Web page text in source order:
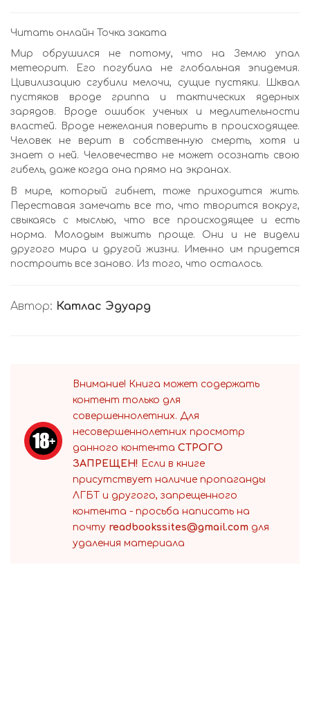
Читать онлайн Точка заката
Мир обрушился не потому, что на Землю упал
метеорит. Его погубила не глобальная эпидемия.
Цивилизацию сгубили мелочи, сущие пустяки. Шквал
пустяков вроде гриппа и тактических ядерных
зарядов. Вроде ошибок ученых и медлительности
властей. Вроде нежелания поверить в происходящее.
Человек не верит в собственную смерть, хотя и
знает о ней. Человечество не может осознать свою
гибель, даже когда она прямо на экранах.
В мире, который гибнет, тоже приходится жить.
Переставая замечать все то, что творится вокруг,
свыкаясь с мыслью, что все происходящее и есть
норма. Молодым выжить проще. Они и не видели
другого мира и другой жизни. Именно им придется
построить все заново. Из того, что осталось.
Автор: Катлас Эдуард
Внимание! Книга может содержать
контент только для
совершеннолетних. Для
несовершеннолетних просмотр
данного контента СТРОГО
ЗАПРЕЩЕН! Если в книге
присутствует наличие пропаганды
ЛГБТ и другого, запрещенного
контента - просьба написать на
почту readbookssites@gmail.com для
удаления материала